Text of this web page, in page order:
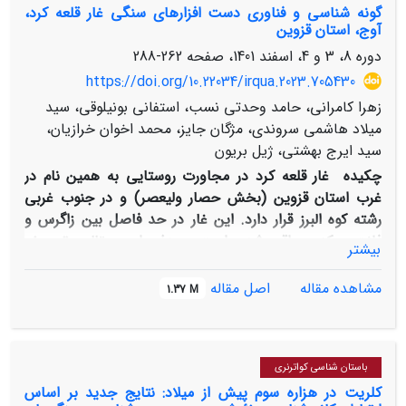
Operculodinium cf. eirikianum و Bitectatodinium
tepikiense نشان دهنده یک محیط آبی وسیع در زمان نئوژن
پسین است. تجمع و حضور مکانهای باستانی می تواند موید
این ادعا باشد. این محیط آبی مرتبط با دریاچه نمک حاج
علی قلی (پلایای چاه جم) در جنوب منطقه مورد مطالعه است
و رسوبات مورد مطالعه بر روی پهنه رسی حاشیه شمالی این
دریاچه در زمانی که سطح آب بالا بوده است قرار می گرفته
است. احتمالا" دو عامل تکتونیک و تغییرات اقلیمی روی
کاهش سطح آب موثر بوده و آن را به شکل امروزی در آورده
است.
گونه شناسی و فناوری دست افزارهای سنگی غار قلعه کرد،
آوج، استان قزوین
دوره 8، 3 و 4، اسفند 1401، صفحه
262-288
https://doi.org/10.22034/irqua.2023.705430
زهرا کامرانی، حامد وحدتی نسب، استفانی بونیلوقی، سید
میلاد هاشمی سروندی، مژگان جایز، محمد اخوان خرازیان،
سید ایرج بهشتی، ژیل بریون
چکیده
غار قلعه ­کرد در مجاورت روستایی به همین نام در
غرب استان قزوین (بخش حصار ولیعصر) و در جنوب­ غربی
رشته­ کوه البرز قرار دارد. این غار در حد فاصل بین زاگرس و
فلات مرکزی واقع ‌شده است. هدف این مقاله، توصیف
گوناگونی دست­ افزارهای سنگی حاصل از فصول اول و دوم
کاوش در غار قلعه­ کرد و قرار دادن این محوطه در منطقه­ ای
پارینه‌سنگی میانی فلات مرکزی است. در غار قلعه­ کرد دو
شد.تجزیه‌وتحلیل بافت رسوبی و توزیع دست­ افزارهای
سنگی در ترانشه 1، نشان‌دهندۀ پنج تراکم از دست ­افزارهای
بیشتر
مشاهده مقاله
اصل مقاله 1.37 M
باستان شناسی کواترنری
کلریت در هزاره سوم پیش از میلاد: نتایج جدید بر اساس